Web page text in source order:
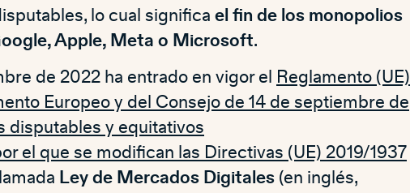
lo cual significa el fin de los monopolios
Apple, Meta o Microsoft.
de 2022 ha entrado en vigor el
Reglamento (UE)
Europeo y del Consejo de 14 de septiembre de
disputables y equitativos
el que se modifican las Directivas (UE) 2019/1937
Ley de Mercados Digitales (en inglés,